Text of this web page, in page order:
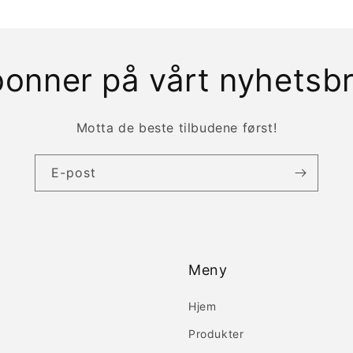
på vårt
Motta de beste tilbudene først!
E-post
Meny
Hjem
Produkter